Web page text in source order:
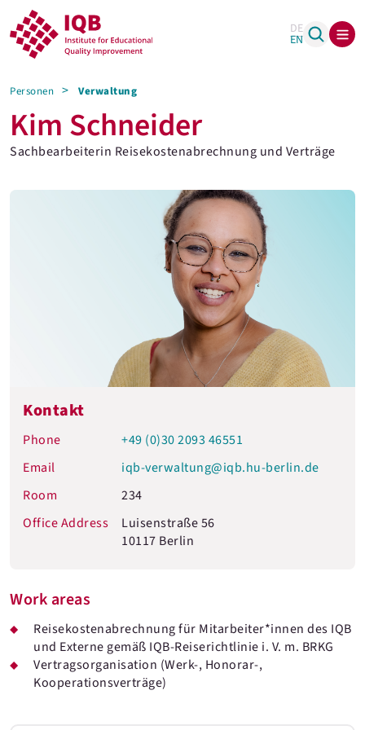
DE
EN
Work areas
Reisekostenabrechnung für Mitarbeiter*innen des IQB
und Externe gemäß IQB-Reiserichtlinie i. V. m. BRKG
Vertragsorganisation (Werk-, Honorar-,
Kooperationsverträge)
Personen Verwaltung
Kim Schneider
Sachbearbeiterin Reisekostenabrechnung und Verträge
Kontakt
Phone
+49 (0)30 2093 46551
Email
iqb-verwaltung@iqb.hu-berlin.de
Room
234
Office Address
Luisenstraße 56
10117 Berlin